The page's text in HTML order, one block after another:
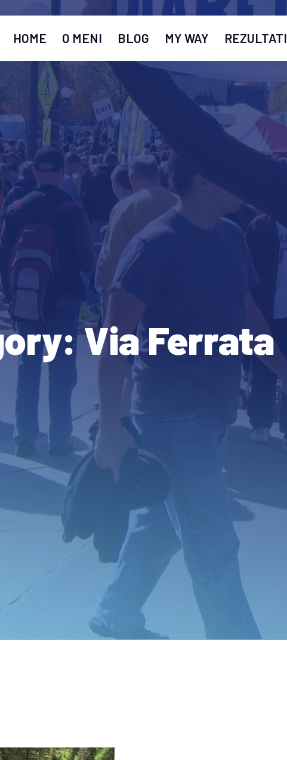
HOME O MENI BLOG MY WAY REZULTATI
Via Ferrata